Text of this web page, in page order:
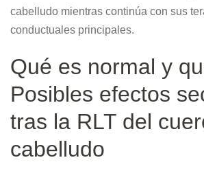
cabelludo mientras continúa con sus
conductuales principales.
Qué es normal y
Posibles efectos
tras la RLT del
cabelludo